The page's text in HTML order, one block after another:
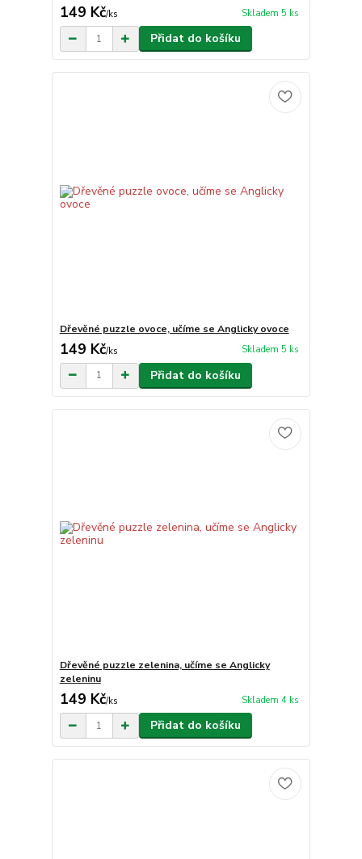
149 Kč/ks Skladem 5 ks
Přidat do košíku
Dřevěné puzzle ovoce, učíme se Anglicky ovoce
149 Kč/ks Skladem 5 ks
Přidat do košíku
Dřevěné puzzle zelenina, učíme se Anglicky
zeleninu
149 Kč/ks Skladem 4 ks
Přidat do košíku